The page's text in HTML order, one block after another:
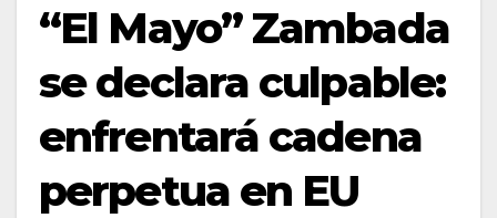
“El Mayo” Zambada
se declara culpable:
enfrentará cadena
perpetua en EU